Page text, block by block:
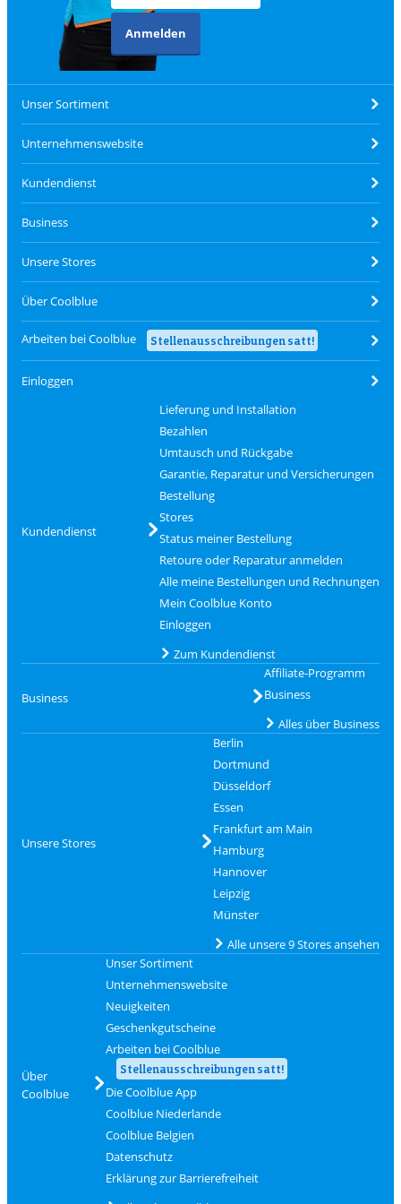
Anmelden
Unser Sortiment
Unternehmenswebsite
Kundendienst
Business
Unsere Stores
Über Coolblue
Arbeiten bei Coolblue Stellenausschreibungen satt!
Einloggen
Kundendienst
Lieferung und Installation
Bezahlen
Umtausch und Rückgabe
Garantie, Reparatur und Versicherungen
Bestellung
Stores
Status meiner Bestellung
Retoure oder Reparatur anmelden
Alle meine Bestellungen und Rechnungen
Mein Coolblue Konto
Einloggen
Zum Kundendienst
Business
Affiliate-Programm
Business
Alles über Business
Unsere Stores
Berlin
Dortmund
Düsseldorf
Essen
Frankfurt am Main
Hamburg
Hannover
Leipzig
Münster
Alle unsere 9 Stores ansehen
Über
Coolblue
Unser Sortiment
Unternehmenswebsite
Neuigkeiten
Geschenkgutscheine
Arbeiten bei Coolblue
Stellenausschreibungen satt!
Die Coolblue App
Coolblue Niederlande
Coolblue Belgien
Datenschutz
Erklärung zur Barrierefreiheit